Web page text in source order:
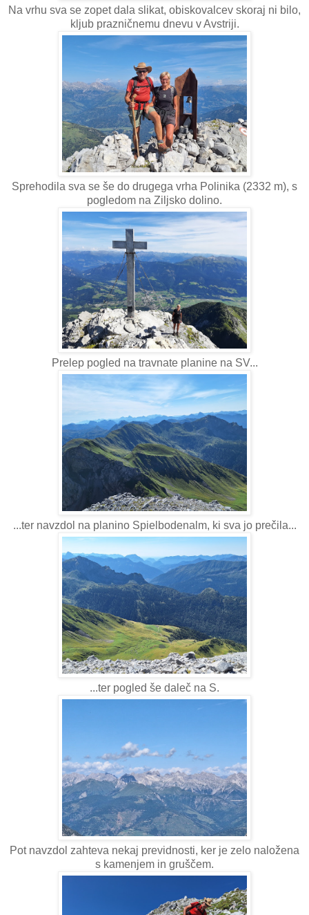
Na vrhu sva se zopet dala slikat, obiskovalcev skoraj ni bilo,
kljub prazničnemu dnevu v Avstriji.
Sprehodila sva se še do drugega vrha Polinika (2332 m), s
pogledom na Ziljsko dolino.
Prelep pogled na travnate planine na SV...
...ter navzdol na planino Spielbodenalm, ki sva jo prečila...
...ter pogled še daleč na S.
Pot navzdol zahteva nekaj previdnosti, ker je zelo naložena
s kamenjem in gruščem.